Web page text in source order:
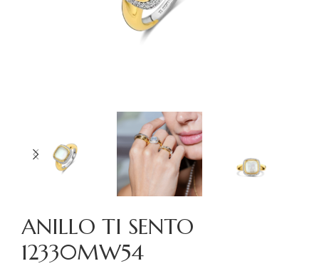
ANILLO TI SENTO
12330MW54